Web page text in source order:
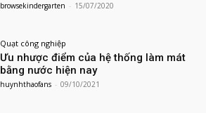
browsekindergarten - 15/07/2020
Quạt công nghiệp
Ưu nhược điểm của hệ thống làm mát
bằng nước hiện nay
huynhthaofans - 09/10/2021